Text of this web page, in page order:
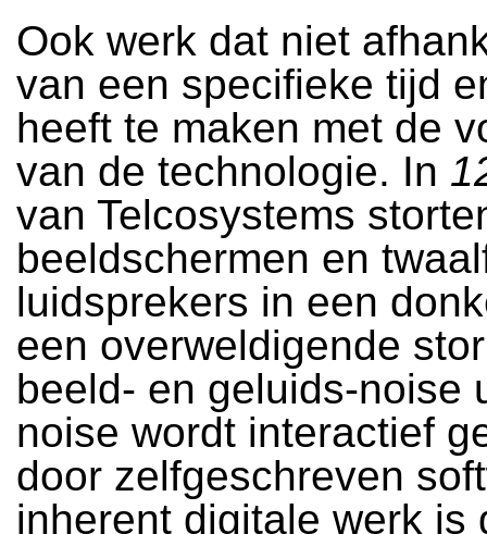
Ook werk dat niet
van een specifieke tijd
heeft te maken met de
van de technologie. In
van Telcosystems
beeldschermen en
luidsprekers in een
een overweldigende
beeld- en geluids-noise
noise wordt interactief
door zelfgeschreven
inherent digitale werk is